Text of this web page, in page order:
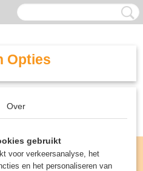
Opties
Over
gebruikt
voor verkeersanalyse, het
en het personaliseren van